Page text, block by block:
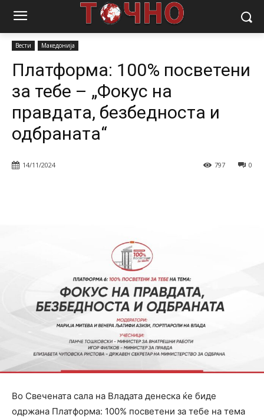
Почетна
Платформа: 100% посветени за тебе – „Фокус на
Вести Македонија
Платформа: 100% посветени
за тебе – „Фокус на
правдата, безбедноста и
одбраната“
14/11/2024 0
797
Во Свечената сала на Владата денеска ќе биде
одржана Платформа: 100% посветени за тебе на тема